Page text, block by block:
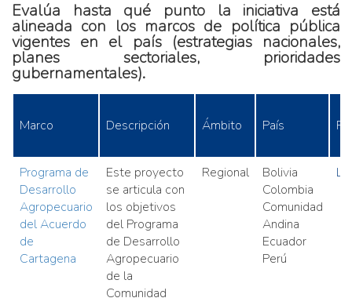
Evalúa hasta qué punto la iniciativa está
alineada con los marcos de política pública
vigentes en el país (estrategias nacionales,
planes sectoriales, prioridades
gubernamentales).
Marco Descripción Ámbito País
Programa de
Desarrollo
Agropecuario
del Acuerdo
de
Cartagena
Este proyecto
se articula con
los objetivos
del Programa
de Desarrollo
Agropecuario
de la
Comunidad
Regional
Bolivia
Colombia
Comunidad
Andina
Ecuador
Perú